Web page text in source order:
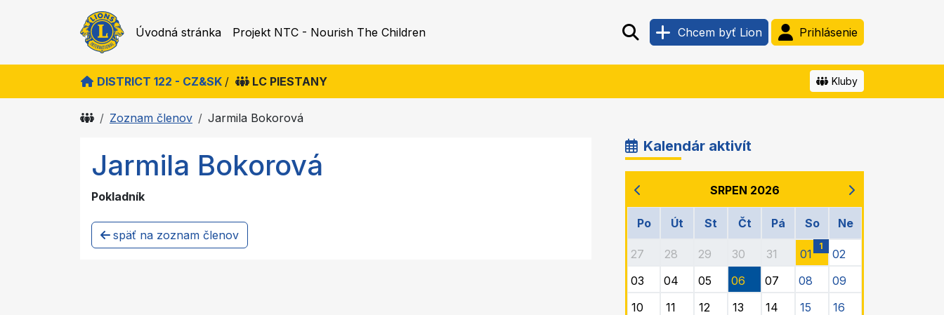
Úvodná stránka Projekt NTC - Nourish The Children Chcem byť Lion Prihlásenie
DISTRICT 122 - CZ&SK / LC PIESTANY Kluby
Zoznam členov Jarmila Bokorová
Jarmila Bokorová
Pokladník
späť na zoznam členov
Kalendár aktivít
SRPEN 2026
Po Út St Čt Pá So Ne
27 28 29 30 31 01
1
02
03
04 05 06 07 08
09
10
11 12 13 14 15
16